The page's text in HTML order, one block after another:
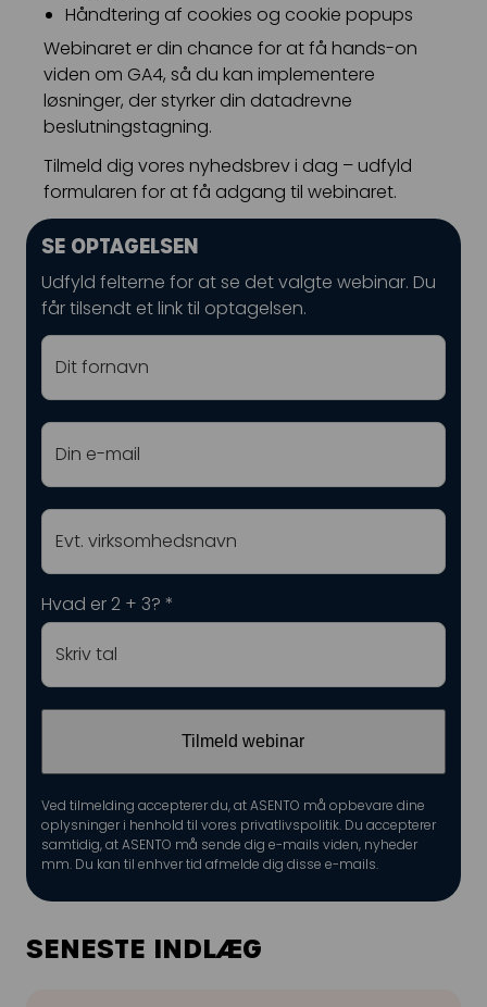
Håndtering af cookies og cookie popups
Webinaret er din chance for at få hands-on
viden om GA4, så du kan implementere
løsninger, der styrker din datadrevne
beslutningstagning.
Tilmeld dig vores nyhedsbrev i dag – udfyld
formularen for at få adgang til webinaret.
SE OPTAGELSEN
Udfyld felterne for at se det valgte webinar. Du
får tilsendt et link til optagelsen.
Hvad er 2 + 3? *
Ved tilmelding accepterer du, at ASENTO må opbevare dine
oplysninger i henhold til vores privatlivspolitik. Du accepterer
samtidig, at ASENTO må sende dig e-mails viden, nyheder
mm. Du kan til enhver tid afmelde dig disse e-mails.
SENESTE INDLÆG